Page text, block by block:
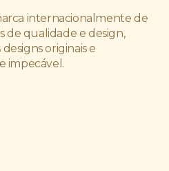
internacionalmente de
de qualidade e design,
originais e
impecável.